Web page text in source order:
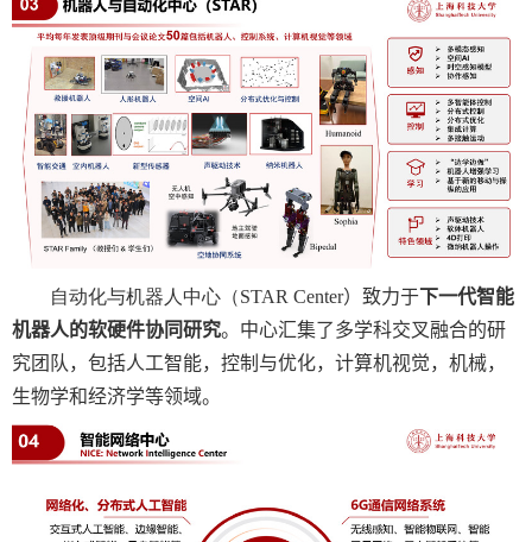
自动化与机器人中心（STAR Center）致力于下一代智能
机器人的软硬件协同研究。中心汇集了多学科交叉融合的研
究团队，包括人工智能，控制与优化，计算机视觉，机械，
生物学和经济学等领域。